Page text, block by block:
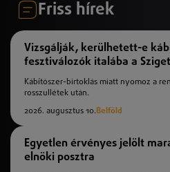
Friss hírek
Vizsgálják, kerülhetett-e
fesztiválozók italába a
Kábítószer-birtoklás miatt nyomoz a
rosszullétek után.
2026. augusztus 10.Belföld
Egyetlen érvényes jelölt
elnöki posztra